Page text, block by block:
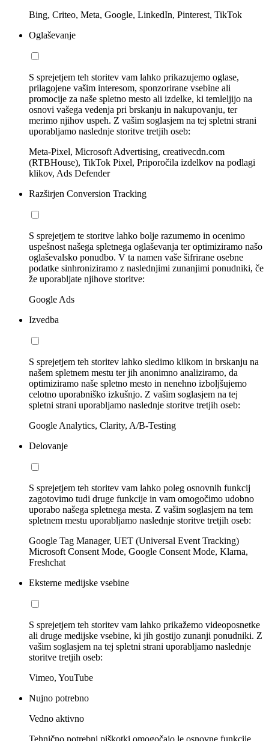
Bing, Criteo, Meta, Google, LinkedIn, Pinterest, TikTok
Oglaševanje
S sprejetjem teh storitev vam lahko prikazujemo oglase,
prilagojene vašim interesom, sponzorirane vsebine ali
promocije za naše spletno mesto ali izdelke, ki temleljijo na
osnovi vašega vedenja pri brskanju in nakupovanju, ter
merimo njihov uspeh. Z vašim soglasjem na tej spletni strani
uporabljamo naslednje storitve tretjih oseb:
Meta-Pixel, Microsoft Advertising, creativecdn.com
(RTBHouse), TikTok Pixel, Priporočila izdelkov na podlagi
klikov, Ads Defender
Razširjen Conversion Tracking
S sprejetjem te storitve lahko bolje razumemo in ocenimo
uspešnost našega spletnega oglaševanja ter optimiziramo našo
oglaševalsko ponudbo. V ta namen vaše šifrirane osebne
podatke sinhroniziramo z naslednjimi zunanjimi ponudniki, če
že uporabljate njihove storitve:
Google Ads
Izvedba
S sprejetjem teh storitev lahko sledimo klikom in brskanju na
našem spletnem mestu ter jih anonimno analiziramo, da
optimiziramo naše spletno mesto in nenehno izboljšujemo
celotno uporabniško izkušnjo. Z vašim soglasjem na tej
spletni strani uporabljamo naslednje storitve tretjih oseb:
Google Analytics, Clarity, A/B-Testing
Delovanje
S sprejetjem teh storitev vam lahko poleg osnovnih funkcij
zagotovimo tudi druge funkcije in vam omogočimo udobno
uporabo našega spletnega mesta. Z vašim soglasjem na tem
spletnem mestu uporabljamo naslednje storitve tretjih oseb:
Google Tag Manager, UET (Universal Event Tracking)
Microsoft Consent Mode, Google Consent Mode, Klarna,
Freshchat
Eksterne medijske vsebine
S sprejetjem teh storitev vam lahko prikažemo videoposnetke
ali druge medijske vsebine, ki jih gostijo zunanji ponudniki. Z
vašim soglasjem na tej spletni strani uporabljamo naslednje
storitve tretjih oseb:
Vimeo, YouTube
Nujno potrebno
Vedno aktivno
Tehnično potrebni piškotki omogočajo le osnovne funkcije